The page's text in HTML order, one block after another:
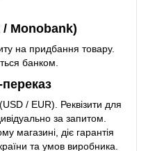
Monobank)
на придбання товару.
банком.
/ EUR). Реквізити для
за запитом.
магазині, діє гарантія
та умов виробника.